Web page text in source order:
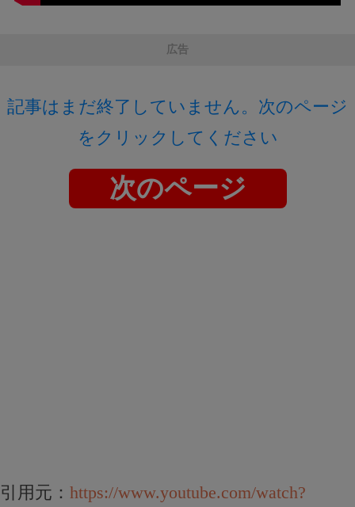
広告
記事はまだ終了していません。次のページ
をクリックしてください
次のページ
引用元： https://www.youtube.com/watch?